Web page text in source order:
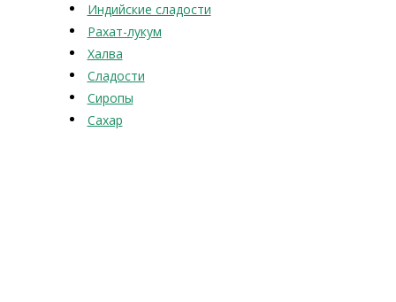
Индийские сладости
Рахат-лукум
Халва
Сладости
Сиропы
Сахар